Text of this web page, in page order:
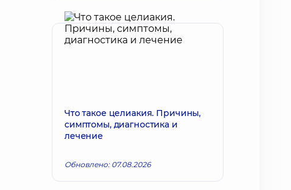
Что такое целиакия. Причины,
симптомы, диагностика и
лечение
Обновлено: 07.08.2026